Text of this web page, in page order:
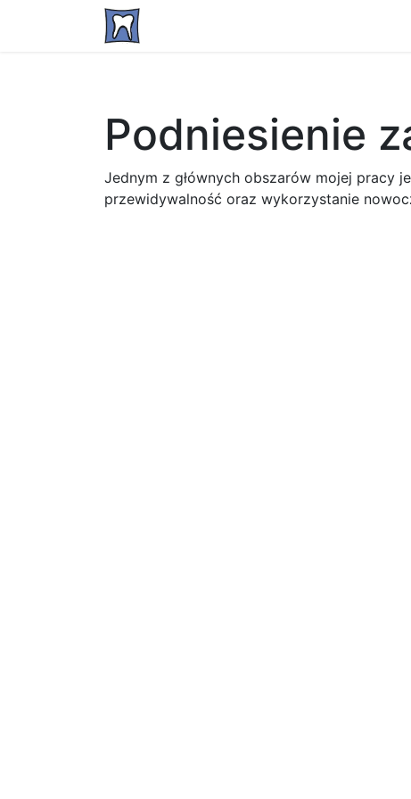
Podniesienie
Jednym z głównych obszarów mojej pracy
przewidywalność oraz wykorzystanie